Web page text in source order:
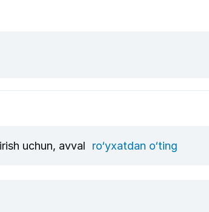
uchun, avval ro‘yxatdan o‘ting